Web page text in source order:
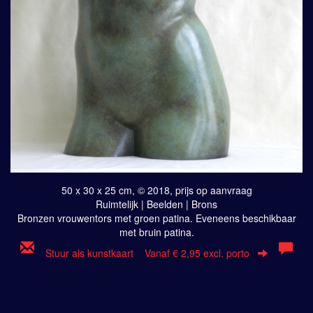
50 x 30 x 25 cm, © 2018, prijs op aanvraag
Ruimtelijk | Beelden | Brons
Bronzen vrouwentors met groen patina. Eveneens beschikbaar
met bruin patina.
Stuur als kunstkaart Vanaf € 2,95 excl. porto